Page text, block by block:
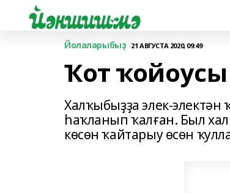
Йолаларыбыҙ 21 АВГУСТА 2020, 09:49
Ҡот
Халҡыбыҙҙа элек-электән
һаҡланып ҡалған. Был
көсөн ҡайтарыу өсөн